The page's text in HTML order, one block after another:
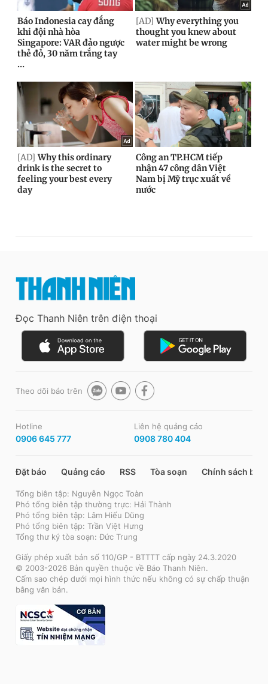
Đọc Thanh Niên trên điện thoại
Theo dõi báo trên
Hotline
0906 645 777
Liên hệ quảng cáo
0908 780 404
Đặt báo Quảng cáo RSS Tòa soạn Chính sách bảo
Tổng biên tập: Nguyễn Ngọc Toàn
Phó tổng biên tập thường trực: Hải Thành
Phó tổng biên tập: Lâm Hiếu Dũng
Phó tổng biên tập: Trần Việt Hưng
Tổng thư ký tòa soạn: Đức Trung
Giấy phép xuất bản số 110/GP - BTTTT cấp ngày 24.3.2020
© 2003-2026 Bản quyền thuộc về Báo Thanh Niên.
Cấm sao chép dưới mọi hình thức nếu không có sự chấp thuận
bằng văn bản.